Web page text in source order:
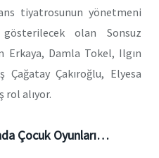
tiyatrosunun yönetmeni
olan Sonsuz
Erkaya, Damla Tokel, Ilgın
Çağatay Çakıroğlu, Elyesa
rol alıyor.
Çocuk Oyunları…